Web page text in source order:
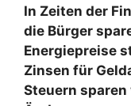
In Zeiten der
die Bürger
Energiepreise
Zinsen für
Steuern